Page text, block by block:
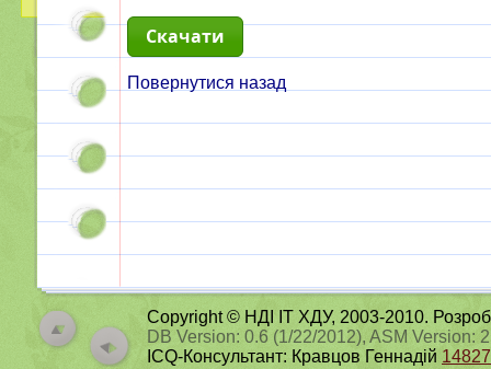
Повернутися назад
Copyright © НДІ ІТ ХДУ, 2003-2010.
DB Version: 0.6 (1/22/2012), ASM Version:
ICQ-Консультант: Кравцов Геннадій